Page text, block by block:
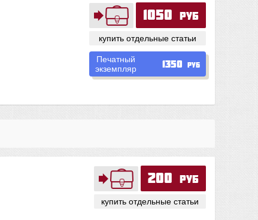
1050 руб
купить отдельные статьи
Печатный
экземпляр
1350 руб
200 руб
купить отдельные статьи